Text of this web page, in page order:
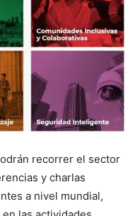
recorrer el sector
y charlas
a nivel mundial,